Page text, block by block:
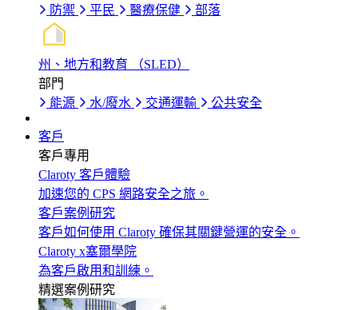
防禦
平民 醫療保健 部落
州、地方和教育 （SLED）
部門
能源
水/廢水 交通運輸 公共安全
客戶
客戶專用
Claroty 客戶體驗
加速您的 CPS 網路安全之旅。
客戶案例研究
客戶如何使用 Claroty 確保其關鍵營運的安全。
Claroty x塞爾學院
為客戶啟用和訓練。
精選案例研究